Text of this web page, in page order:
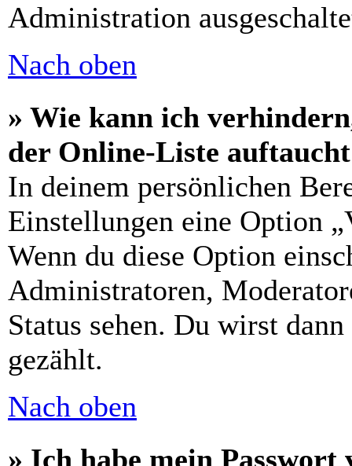
Administration
Nach oben
» Wie kann ich
der Online-Liste
In deinem persönlichen
Einstellungen eine Option
Wenn du diese Option
Administratoren,
Status sehen. Du wirst
gezählt.
Nach oben
» Ich habe mein Passwort